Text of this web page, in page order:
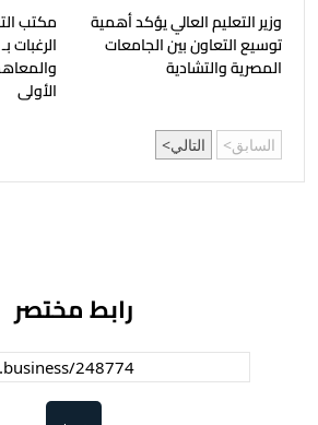
وزير التعليم العالي يؤكد أهمية
توسيع التعاون بين الجامعات
المصرية والتشادية
مكتب
الرغبات
الأولى
السابق التالي
رابط مختصر